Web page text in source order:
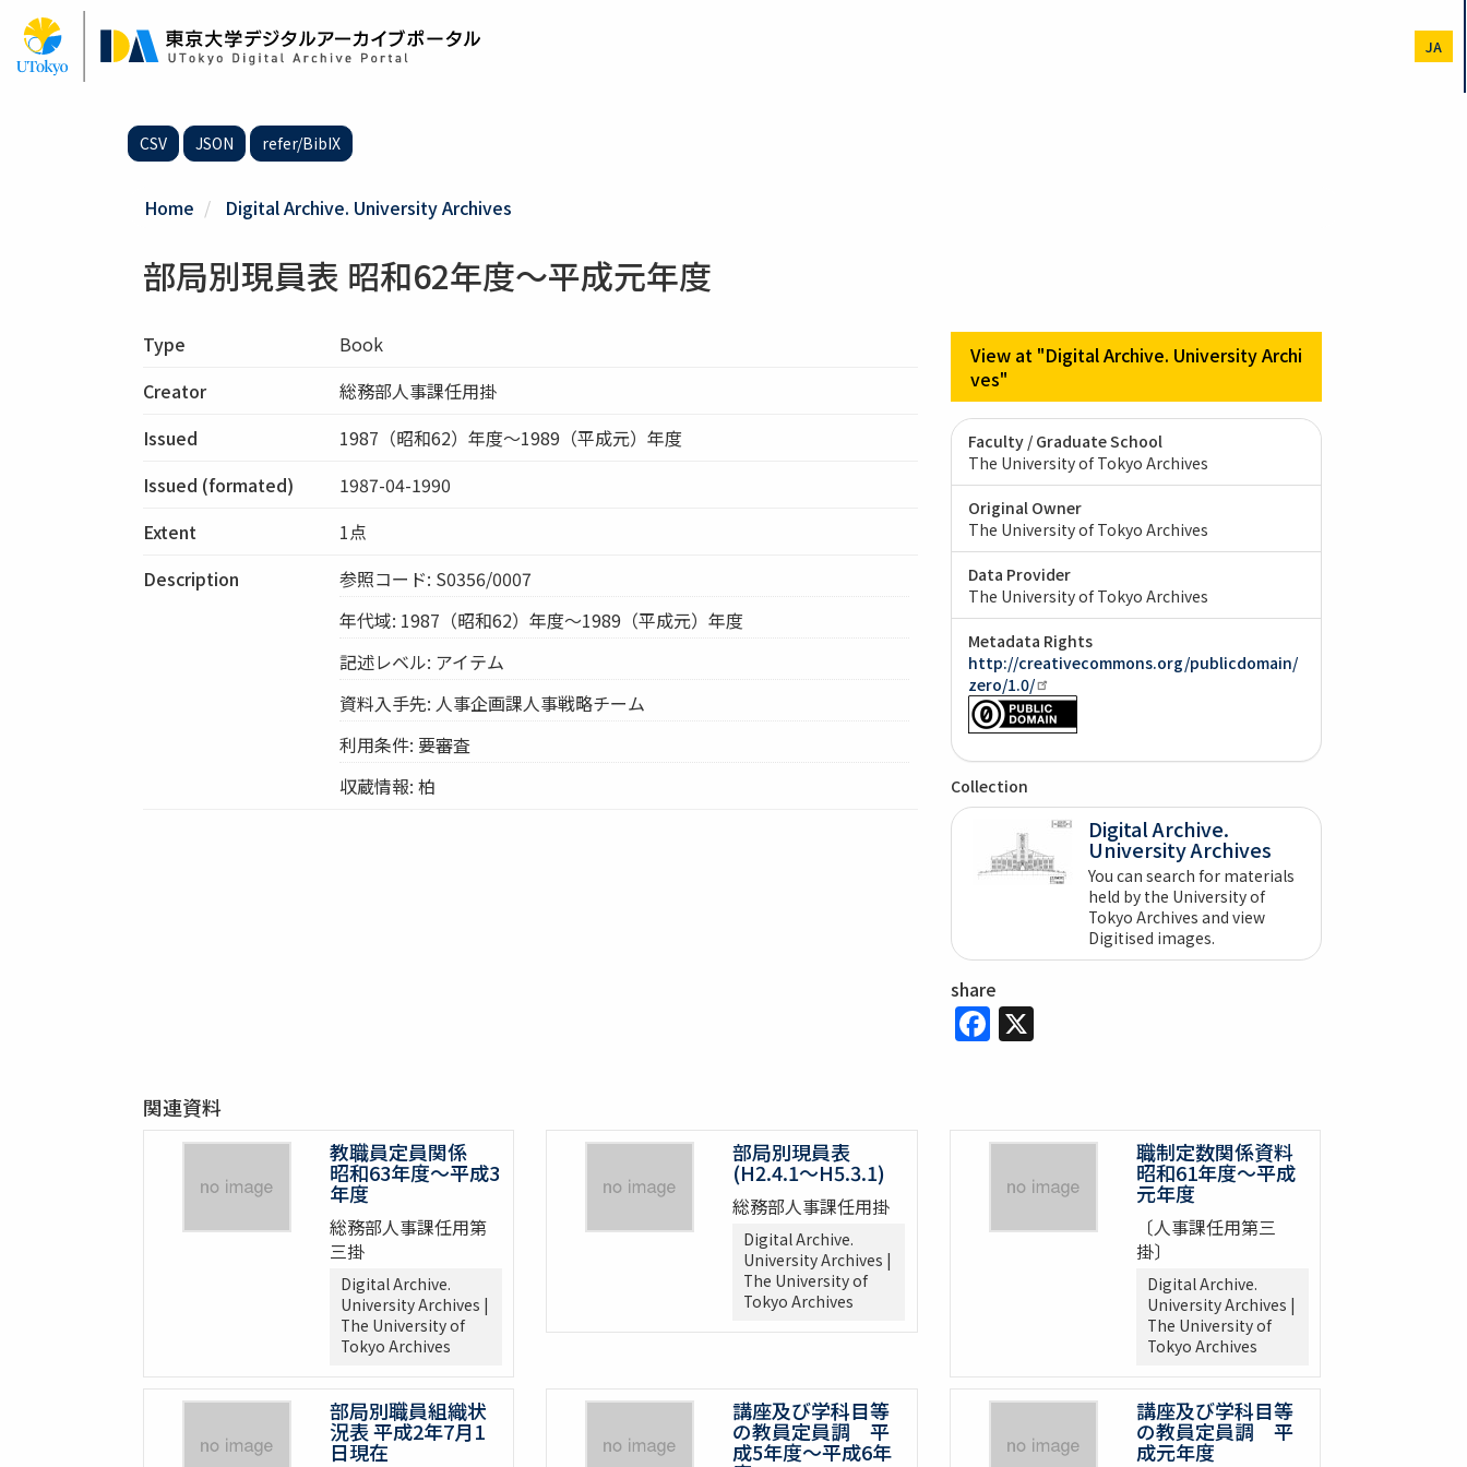
Skip
main
content
JA
CSV JSON refer/BibIX
Home Digital Archive. University Archives
部局別現員表 昭和62年度～平成元年度
Type
Book
Creator
総務部人事課任用掛
Issued
1987（昭和62）年度～1989（平成元）年度
Issued (formated)
1987-04-1990
Extent
1点
Description
参照コード: S0356/0007
年代域: 1987（昭和62）年度～1989（平成元）年度
記述レベル: アイテム
資料入手先: 人事企画課人事戦略チーム
利用条件: 要審査
収蔵情報: 柏
View at "Digital Archive. University Archi
ves"
Faculty / Graduate School
The University of Tokyo Archives
Original Owner
The University of Tokyo Archives
Data Provider
The University of Tokyo Archives
Metadata Rights
http://creativecommons.org/publicdomain/
zero/1.0/
Collection
Digital Archive.
University Archives
You can search for materials
held by the University of
Tokyo Archives and view
Digitised images.
share
Facebook
X
関連資料
教職員定員関係
昭和63年度～平成3
年度
総務部人事課任用第
三掛
Digital Archive.
University Archives |
The University of
Tokyo Archives
部局別現員表
(H2.4.1～H5.3.1)
総務部人事課任用掛
Digital Archive.
University Archives |
The University of
Tokyo Archives
職制定数関係資料
昭和61年度～平成
元年度
〔人事課任用第三
掛〕
Digital Archive.
University Archives |
The University of
Tokyo Archives
部局別職員組織状
況表 平成2年7月1
日現在
講座及び学科目等
の教員定員調 平
成5年度～平成6年
講座及び学科目等
の教員定員調 平
成元年度